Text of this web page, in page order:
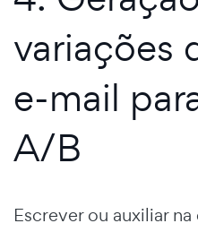
variações
e-mail
A/B
Escrever ou auxiliar